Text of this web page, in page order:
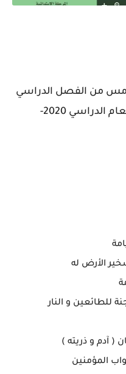
من الفصل الدراسي
الاول وفق مناهج الكويت من العام الدراسي 2020-
الأرض له
للطائعين و النار
( آدم و ذريته )
المؤمنين